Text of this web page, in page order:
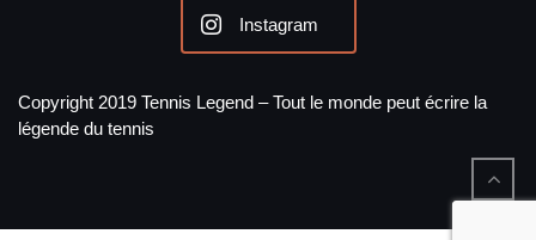
Instagram
Copyright 2019 Tennis Legend – Tout le monde peut écrire la
légende du tennis